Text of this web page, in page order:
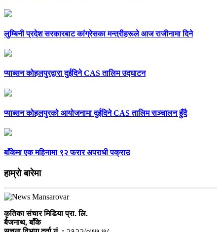
लुम्बिनी प्रदेश सरकारबाट कांग्रेसका मन्त्रीहरूले आज राजीनामा दिने
प्याब्सन कोहलपुरद्वारा दुईदिने CAS तालिम उद्घाटन
प्याब्सन कोहलपुरको आयोजनामा दुईदिने CAS तालिम सञ्चालन हुँदै
बाँकेमा एक महिनामा ९२ फरार अपराधी पक्राउ
हाम्राे बारेमा
कृतिका संचार मिडिया प्रा. लि.
बैजनाथ, बाँके